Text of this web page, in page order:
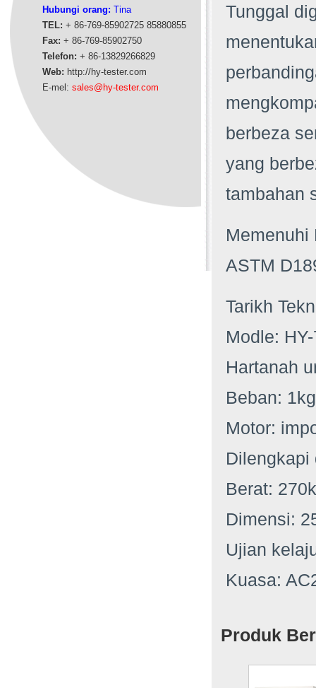
Hubungi orang: Tina
TEL: + 86-769-85902725 85880855
Fax: + 86-769-85902750
Telefon: + 86-13829266829
Web: http://hy-tester.com
E-mel: sales@hy-tester.com
Tunggal
berbeza
yang
tambahan
Memenuhi
ASTM
Tarikh
Modle:
Hartanah
Beban:
Motor:
Dilengkapi
Berat:
Dimensi:
Ujian
Kuasa:
Produk